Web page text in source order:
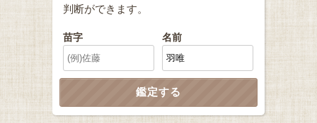
判断ができます。
苗字 名前